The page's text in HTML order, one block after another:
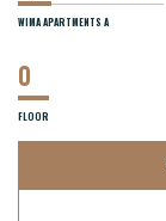
WIMA APARTMENTS A
FLOOR
0